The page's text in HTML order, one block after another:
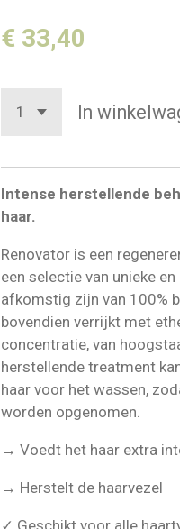
€ 33,40
In
Intense herstellende
haar.
Renovator is een
een selectie van unieke
afkomstig zijn van 100%
bovendien verrijkt met
concentratie, van
herstellende treatment
haar voor het wassen,
worden opgenomen.
→ Voedt het haar extra
→ Herstelt de haarvezel
✓ Geschikt voor alle